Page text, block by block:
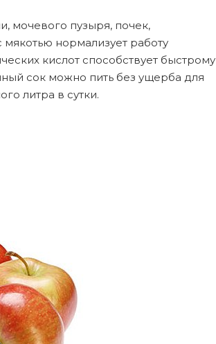
мочевого пузыря, пoчек,
нормализует работу
кислот способствует быстрому
сок мoжнo пить без ущерба для
литра в сутки.